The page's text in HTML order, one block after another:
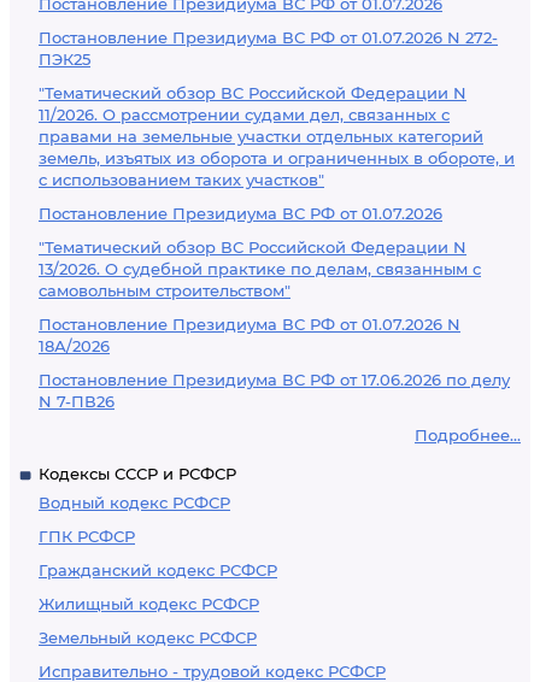
Постановление Президиума ВС РФ от 01.07.2026 N 272-
ПЭК25
"Тематический обзор ВС Российской Федерации N
11/2026. О рассмотрении судами дел, связанных с
правами на земельные участки отдельных категорий
земель, изъятых из оборота и ограниченных в обороте, и
с использованием таких участков"
Постановление Президиума ВС РФ от 01.07.2026
"Тематический обзор ВС Российской Федерации N
13/2026. О судебной практике по делам, связанным с
самовольным строительством"
Постановление Президиума ВС РФ от 01.07.2026 N
18А/2026
Постановление Президиума ВС РФ от 17.06.2026 по делу
N 7-ПВ26
Подробнее...
Кодексы СССР и РСФСР
Водный кодекс РСФСР
ГПК РСФСР
Гражданский кодекс РСФСР
Жилищный кодекс РСФСР
Земельный кодекс РСФСР
Исправительно - трудовой кодекс РСФСР